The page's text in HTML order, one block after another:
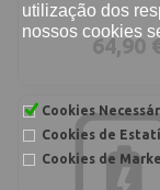
utilização dos
nossos cookies
Cookies
Cookies de
Cookies de
64,90